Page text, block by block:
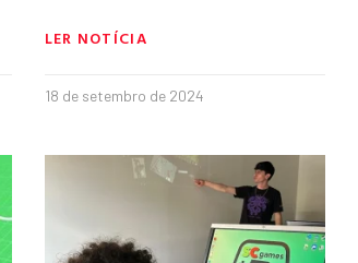
LER NOTÍCIA
18 de setembro de 2024